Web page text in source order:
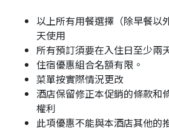
以上所有用餐選擇（除早餐以
天使用
所有預訂須要在入住日至少兩
住宿優惠組合名額有限。
菜單按實際情況更改
酒店保留修正本促銷的條款和
權利
此項優惠不能與本酒店其他的